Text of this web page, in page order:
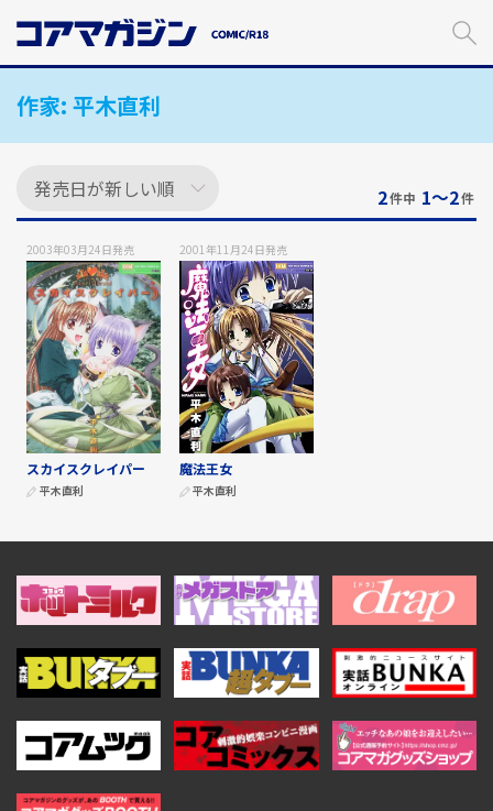
ン
作家: 平木直利
2件中 1〜2件
2003年03月24日発売
スカイスクレイパー
平木直利
2001年11月24日発売
魔法王女
平木直利